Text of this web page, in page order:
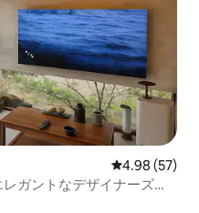
レビュー57
4.98 (57)
ガントなデザイナーズ韓